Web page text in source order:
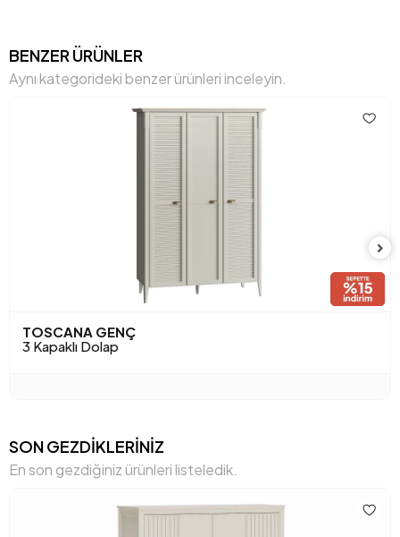
Gövde Malzemesi Suntalam
Yükseklik (mm)
BENZER ÜRÜNLER
Aynı kategorideki benzer ürünleri inceleyin.
TOSCANA GENÇ
3 Kapaklı Dolap
SON GEZDİKLERİNİZ
En son gezdiğiniz ürünleri listeledik.